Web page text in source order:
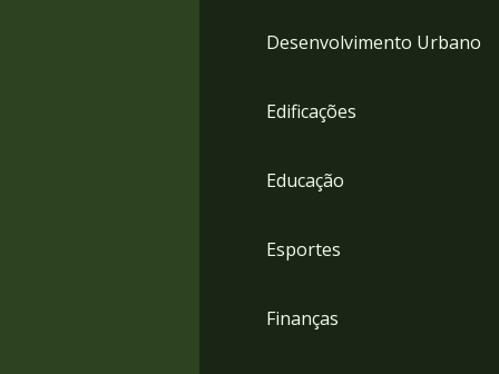
Desenvolvimento Urbano
Edificações
Educação
Esportes
Finanças